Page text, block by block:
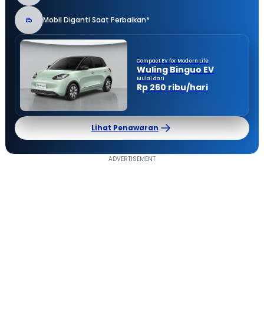
Mobil Diganti Saat Perbaikan*
Compact EV for Modern Life
Wuling Binguo EV
Mulai dari
Rp 260 ribu/hari
Lihat Penawaran